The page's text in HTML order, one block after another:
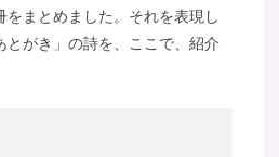
をまとめました。それを表現し
とがき」の詩を、ここで、紹介